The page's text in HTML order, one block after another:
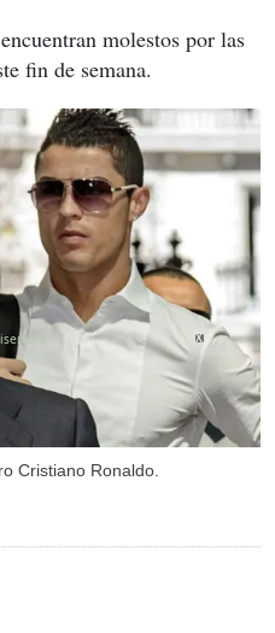
molestos por las
fin de semana.
Cristiano Ronaldo.
X